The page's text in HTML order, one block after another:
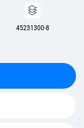
45231300-8